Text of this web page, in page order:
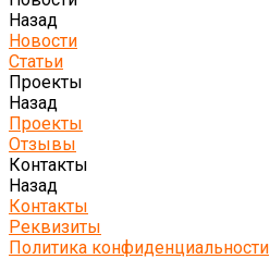
Назад
Новости
Статьи
Проекты
Назад
Проекты
Отзывы
Контакты
Назад
Контакты
Реквизиты
Политика конфиденциальности